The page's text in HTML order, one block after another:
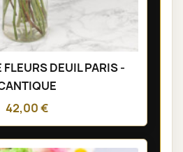
DEUIL PARIS -
42,00 €